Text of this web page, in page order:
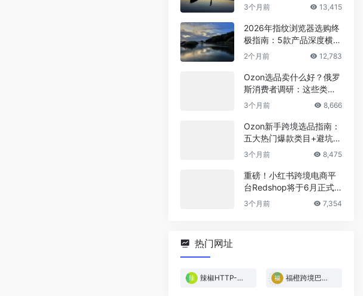
3个月前 13,415
2026年指纹浏览器选购终
极指南：5款产品深度横
评，帮你省下冤枉钱
2个月前 12,783
Ozon选品卖什么好？俄罗
斯消费者调研：这些类目
最稳！
3个月前 8,666
Ozon新手跨境选品指南：
五大热门爆款类目+避坑清
单
3个月前 8,475
重磅！小红书跨境电商平
台Redshop将于6月正式
上线！
3个月前 7,354
热门网址
辣椒HTTP-免费试用 福橙跨境巴西专线